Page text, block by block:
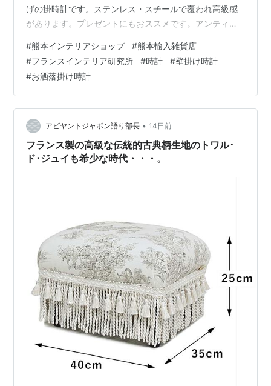
げの掛時計です。ステンレス・スチールで覆われ高級感
があります。プレゼントにもおススメです。アンティー
す。※単三電池1個を別途ご用意ください。 質も大きさも
欲張りなおしゃれな壁掛け時計 商品情報商品名：壁掛け
時計素材：ステンレス、MDF、ガラス他カラー：ブラッ
クサイズ：29.5×5.5×高さ29.5 cm重量：1,593 g価格：
14,000円【税別】※送料無料でお届けいたします。
www.abiy…
#熊本インテリアショップ #熊本輸入雑貨店
#フランスインテリア研究所 #時計 #壁掛け時計
#お洒落掛け時計
アビヤントジャポン語り部長 • 14日前
フランス製の高級な伝統的古典柄生地のトワル･
ド･ジュイも希少な時代・・・。